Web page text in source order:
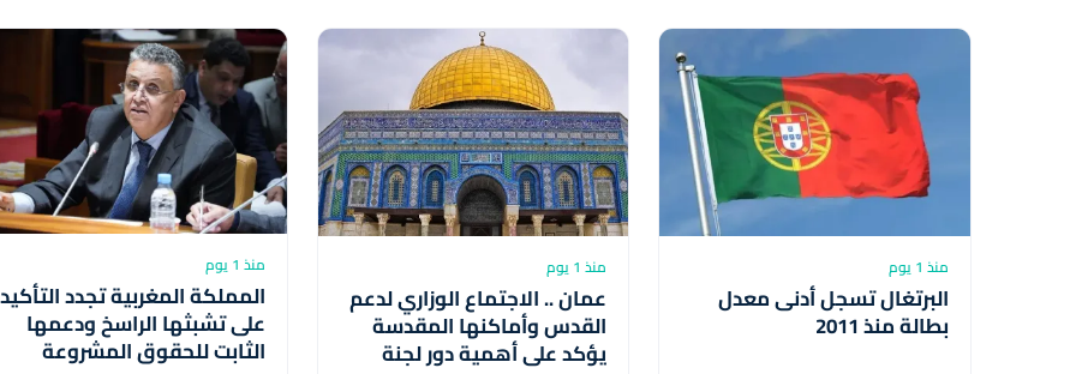
الشيوخ
منذ 1 يوم
البرتغال تسجل أدنى معدل
بطالة منذ 2011
منذ 1 يوم
عمان .. الاجتماع الوزاري لدعم
القدس وأماكنها المقدسة
يؤكد على أهمية دور لجنة
منذ 1 يوم
المملكة المغربية تجدد التأكيد
على تشبثها الراسخ ودعمها
الثابت للحقوق المشروعة